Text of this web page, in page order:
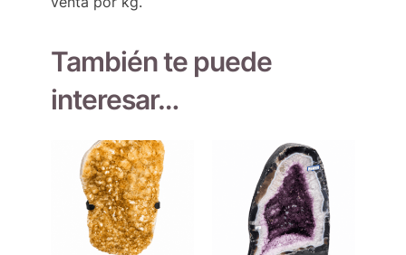
También te puede
interesar…